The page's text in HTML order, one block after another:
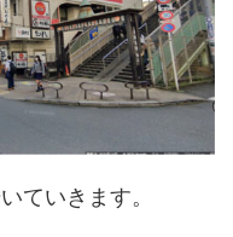
ていきます。